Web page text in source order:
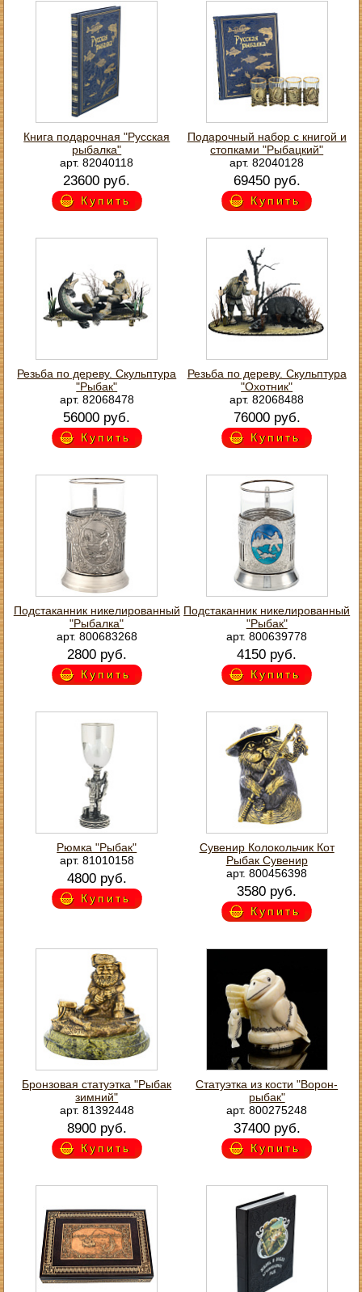
Книга подарочная "Русская
рыбалка"
арт. 82040118
23600 руб.
Купить
Подарочный набор с книгой и
стопками "Рыбацкий"
арт. 82040128
69450 руб.
Купить
Резьба по дереву. Скульптура
"Рыбак"
арт. 82068478
56000 руб.
Купить
Резьба по дереву. Скульптура
"Охотник"
арт. 82068488
76000 руб.
Купить
Подстаканник никелированный
"Рыбалка"
арт. 800683268
2800 руб.
Купить
Подстаканник никелированный
"Рыбак"
арт. 800639778
4150 руб.
Купить
Рюмка "Рыбак"
арт. 81010158
4800 руб.
Купить
Сувенир Колокольчик Кот
Рыбак Сувенир
арт. 800456398
3580 руб.
Купить
Бронзовая статуэтка "Рыбак
зимний"
арт. 81392448
8900 руб.
Купить
Статуэтка из кости "Ворон-
рыбак"
арт. 800275248
37400 руб.
Купить